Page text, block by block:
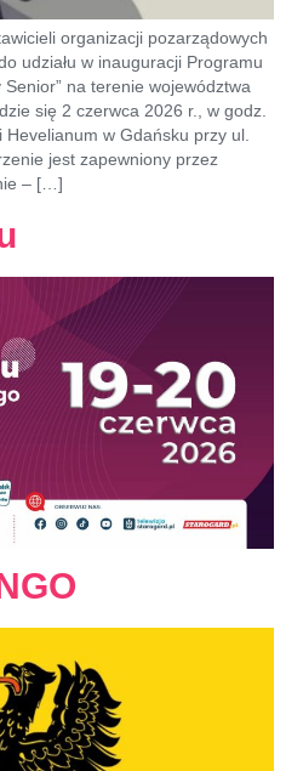
organizacji pozarządowych
udziału w inauguracji Programu
na terenie województwa
się 2 czerwca 2026 r., w godz.
w Gdańsku przy ul.
jest zapewniony przez
– […]